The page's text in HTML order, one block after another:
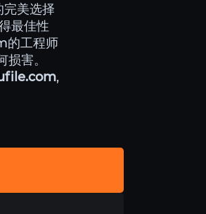
美选择
最佳性
的工程师
害。
,